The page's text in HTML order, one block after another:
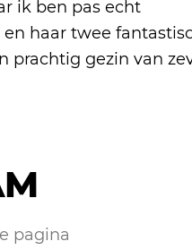
ik ben pas echt
haar twee
prachtig gezin van
pagina